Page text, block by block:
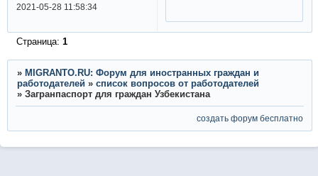
2021-05-28 11:58:34
Страница: 1
» MIGRANTO.RU: Форум для иностранных граждан и
работодателей » список вопросов от работодателей
» Загранпаспорт для граждан Узбекистана
создать форум бесплатно